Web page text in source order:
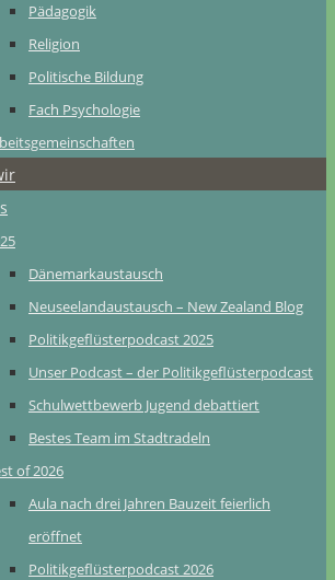
Pädagogik
Religion
Politische Bildung
Fach Psychologie
Dänemarkaustausch
Neuseelandaustausch – New Zealand Blog
Politikgeflüsterpodcast 2025
Unser Podcast – der Politikgeflüsterpodcast
Schulwettbewerb Jugend debattiert
Bestes Team im Stadtradeln
of 2026
Aula nach drei Jahren Bauzeit feierlich
eröffnet
Politikgeflüsterpodcast 2026